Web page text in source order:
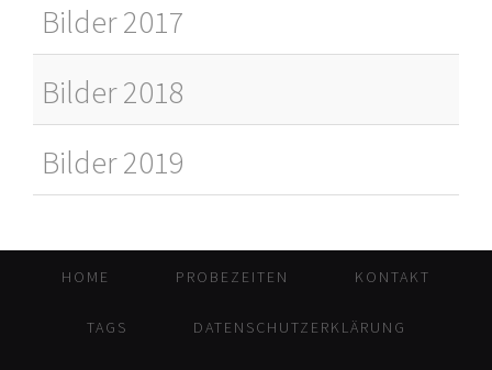
Bilder 2017
Bilder 2018
Bilder 2019
HOME PROBEZEITEN KONTAKT
TAGS DATENSCHUTZERKLÄRUNG